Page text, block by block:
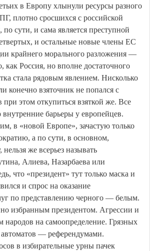
в Европу хлынули ресурсы разного
плотно сросшихся с российской
сути, и сама является преступной
и остальные новые члены ЕС
крайнего морального разложения —
как Россия, но вполне достаточного
стала рядовым явлением. Нисколько
конечно взяточник не попался с
этом откупиться взяткой же. Все
внутренние барьеры у европейцев.
в «новой Европе», зачастую только
а по сути, в основном,
же всерьез называть
Алиева, Назарбаева или
что «президент» тут только маска и
и спрос на оказание
по представлению черного — белым.
избранным президентом. Агрессии и
на самоопределение. Грязных
— референдумами.
в избирательные урны пачек